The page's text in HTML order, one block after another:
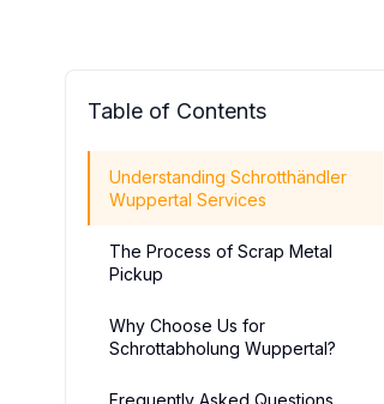
Table of Contents
Understanding Schrotthändler
Wuppertal Services
The Process of Scrap Metal
Pickup
Why Choose Us for
Schrottabholung Wuppertal?
Frequently Asked Questions